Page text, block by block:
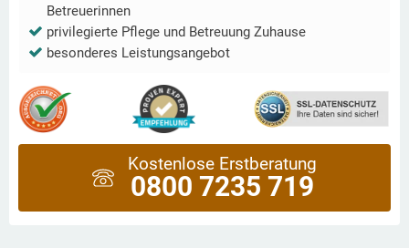
Betreuerinnen
privilegierte Pflege und Betreuung Zuhause
besonderes Leistungsangebot
Kostenlose Erstberatung
0800 7235 719